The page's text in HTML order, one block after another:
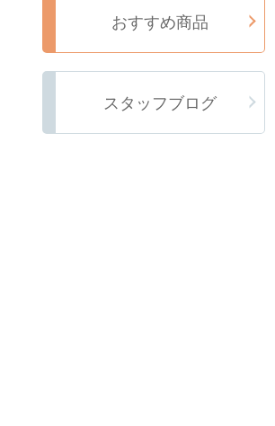
おすすめ商品
スタッフブログ